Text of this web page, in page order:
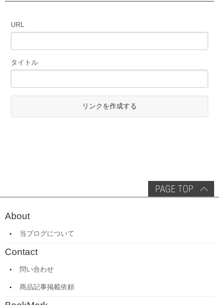
URL
タイトル
リンクを作成する
About
当ブログについて
Contact
問い合わせ
商品記事掲載依頼